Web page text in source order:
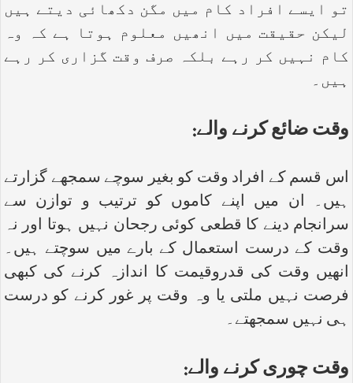
تو ایسے افراد کام میں مگن دکھائی دیتے ہیں
لیکن حقیقت میں انھیں معلوم ہوتا ہے کہ وہ
کام نہیں کر رہے بلکہ صرف وقت گزاری کر رہے
ہیں۔
وقت ضائع کرنے والے:
اس قسم کے افراد وقت کو بغیر سوچے سمجھے گزارتے
ہیں۔ ان میں اپنے کاموں کو ترتیب و توازن سے
سرانجام دینے کا قطعی کوئی رجحان نہیں ہوتا اور نہ
وقت کے درست استعمال کے بارے میں سوچتے ہیں۔
انھیں وقت کی قدروقیمت کا اندازہ کرنے کی کبھی
فرصت نہیں ملتی یا وہ وقت پر غور کرنے کو درست
ہی نہیں سمجھتے۔
وقت چوری کرنے والے: